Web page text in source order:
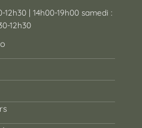
| 14h00-19h00 samedi :
12h30